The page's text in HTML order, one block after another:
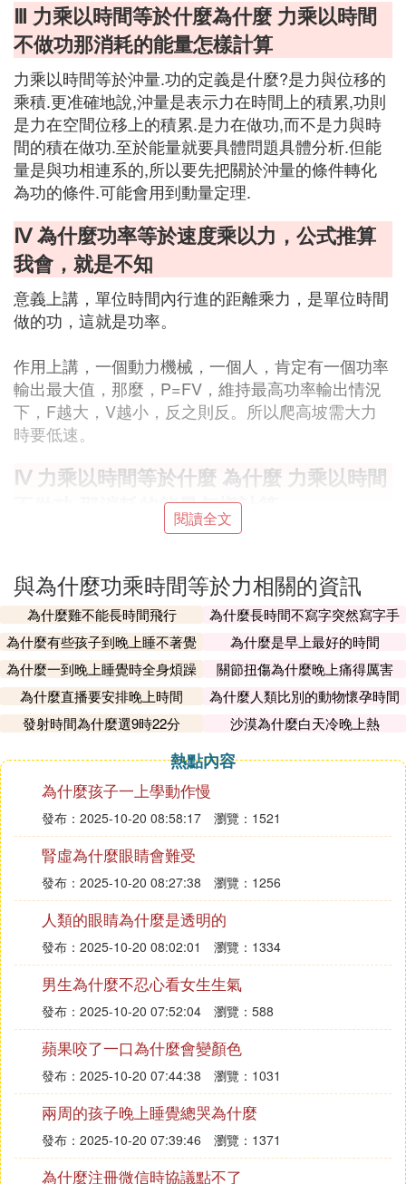
Ⅲ 力乘以時間等於什麼為什麼 力乘以時間
不做功那消耗的能量怎樣計算
力乘以時間等於沖量.功的定義是什麼?是力與位移的
乘積.更准確地說,沖量是表示力在時間上的積累,功則
是力在空間位移上的積累.是力在做功,而不是力與時
間的積在做功.至於能量就要具體問題具體分析.但能
量是與功相連系的,所以要先把關於沖量的條件轉化
為功的條件.可能會用到動量定理.
Ⅳ 為什麼功率等於速度乘以力，公式推算
我會，就是不知
意義上講，單位時間內行進的距離乘力，是單位時間
做的功，這就是功率。
作用上講，一個動力機械，一個人，肯定有一個功率
輸出最大值，那麼，P=FV，維持最高功率輸出情況
下，F越大，V越小，反之則反。所以爬高坡需大力
時要低速。
Ⅳ 力乘以時間等於什麼 為什麼 力乘以時間
不做功 那消耗的能量怎樣計算
做功是力乘以距離，而且是在力的方向上的距離，所
Ⅵ 為什麼功率等於速度乘以力，公式推算
我
解：
P=W÷T，W=FS
P=FS÷T
P=F（S÷T）
V=S÷T
P=FV=VF
所以:功率等於速度乘以力
P為功率，F為力，S為距離，T為時間，W為功
Ⅶ 功為什麼等於力乘力作用的距離呢
人將兩袋米扛上三樓，增加了米的重力勢能，而增加
的重力勢能就是做功的結果；
扛三袋米一個上午和將三袋米放在和你肩膀一樣高的
桌子上的效果是一樣的，而桌子並不消耗任何能量，
即使放上一萬年也不消耗任何能量，應為並沒有增加
米的重力勢能和其他任何能量，所以說你的肩膀和桌
子一樣都沒有做功；
至於你扛一上午的米要消耗能量，你實際上是你的肌
肉緊張，將你體內的化學能轉化成了熱能並最終釋放
掉了，和是否對三袋米做功沒有關系；
閱讀全文
與為什麼功乘時間等於力相關的資訊
為什麼雞不能長時間飛行
為什麼長時間不寫字突然寫字手
會不習慣
為什麼有些孩子到晚上睡不著覺
為什麼是早上最好的時間
為什麼一到晚上睡覺時全身煩躁
關節扭傷為什麼晚上痛得厲害
為什麼直播要安排晚上時間
為什麼人類比別的動物懷孕時間
長
發射時間為什麼選9時22分 沙漠為什麼白天冷晚上熱
熱點內容
為什麼孩子一上學動作慢
發布：2025-10-20 08:58:17 瀏覽：1521
腎虛為什麼眼睛會難受
發布：2025-10-20 08:27:38 瀏覽：1256
人類的眼睛為什麼是透明的
發布：2025-10-20 08:02:01 瀏覽：1334
男生為什麼不忍心看女生生氣
發布：2025-10-20 07:52:04 瀏覽：588
蘋果咬了一口為什麼會變顏色
發布：2025-10-20 07:44:38 瀏覽：1031
兩周的孩子晚上睡覺總哭為什麼
發布：2025-10-20 07:39:46 瀏覽：1371
為什麼注冊微信時協議點不了